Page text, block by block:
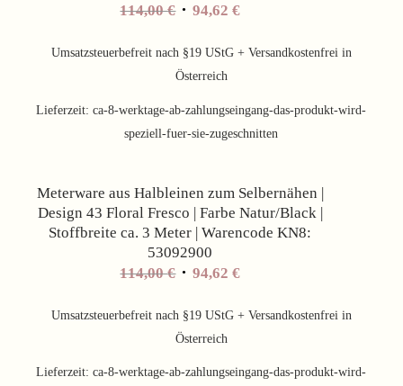
114,00€ Ursprünglicher
war:
114,00 €
94,62€Aktueller
ist:
Umsatzsteuerbefreit nach §19 UStG + Versandkostenfrei in
Österreich
Lieferzeit:ca-8-werktage-ab-zahlungseingang-das-produkt-wird-
speziell-fuer-sie-zugeschnitten
Meterware aus Halbleinen zum Selbernähen |
Design 43 Floral Fresco | Farbe Natur/Black |
Stoffbreite ca. 3 Meter | Warencode KN8:
53092900
114,00€ Ursprünglicher
war:
114,00 €
94,62€Aktueller
ist:
Umsatzsteuerbefreit nach §19 UStG + Versandkostenfrei in
Österreich
Lieferzeit:ca-8-werktage-ab-zahlungseingang-das-produkt-wird-